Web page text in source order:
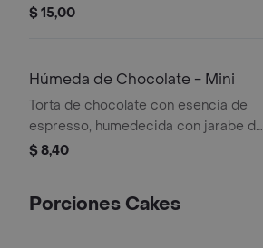
frutas confitadas, bañada en ron
$ 15,00
Húmeda de Chocolate - Mini
Torta de chocolate con esencia de
espresso, humedecida con jarabe de
chocolate y cubierta con ganache.
$ 8,40
Porciones Cakes